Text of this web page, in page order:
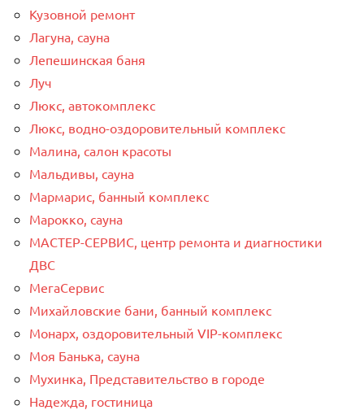
Кузовной ремонт
Лагуна, сауна
Лепешинская баня
Луч
Люкс, автокомплекс
Люкс, водно-оздоровительный комплекс
Малина, салон красоты
Мальдивы, сауна
Мармарис, банный комплекс
Марокко, сауна
МАСТЕР-СЕРВИС, центр ремонта и диагностики
ДВС
МегаСервис
Михайловские бани, банный комплекс
Монарх, оздоровительный VIP-комплекс
Моя Банька, сауна
Мухинка, Представительство в городе
Надежда, гостиница